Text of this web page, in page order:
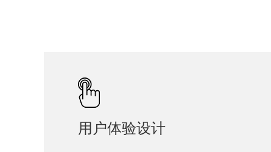
用户体验设计